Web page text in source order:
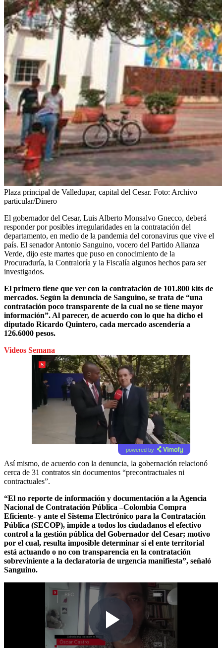
Plaza principal de Valledupar, capital del Cesar. Foto: Archivo
particular/Dinero
El gobernador del Cesar, Luis Alberto Monsalvo Gnecco, deberá
responder por posibles irregularidades en la contratación del
departamento, en medio de la pandemia del coronavirus que vive el
país. El senador Antonio Sanguino, vocero del Partido Alianza
Verde, dijo este martes que puso en conocimiento de la
Procuraduría, la Contraloría y la Fiscalía algunos hechos para ser
investigados.
El primero tiene que ver con la contratación de 101.800 kits de
mercados. Según la denuncia de Sanguino, se trata de “una
contratación poco transparente de la cual no se tiene mayor
información”. Al parecer, de acuerdo con lo que ha dicho el
diputado Ricardo Quintero, cada mercado ascendería a
126.6000 pesos.
Videos Semana
powered by
Así mismo, de acuerdo con la denuncia, la gobernación relacionó
cerca de 31 contratos sin documentos “precontractuales ni
contractuales”.
“El no reporte de información y documentación a la Agencia
Nacional de Contratación Pública –Colombia Compra
Eficiente- y ante el Sistema Electrónico para la Contratación
Pública (SECOP), impide a todos los ciudadanos el efectivo
control a la gestión pública del Gobernador del Cesar; motivo
por el cual, resulta imposible determinar si el ente territorial
está actuando o no con transparencia en la contratación
sobreviniente a la declaratoria de urgencia manifiesta”, señaló
Sanguino.